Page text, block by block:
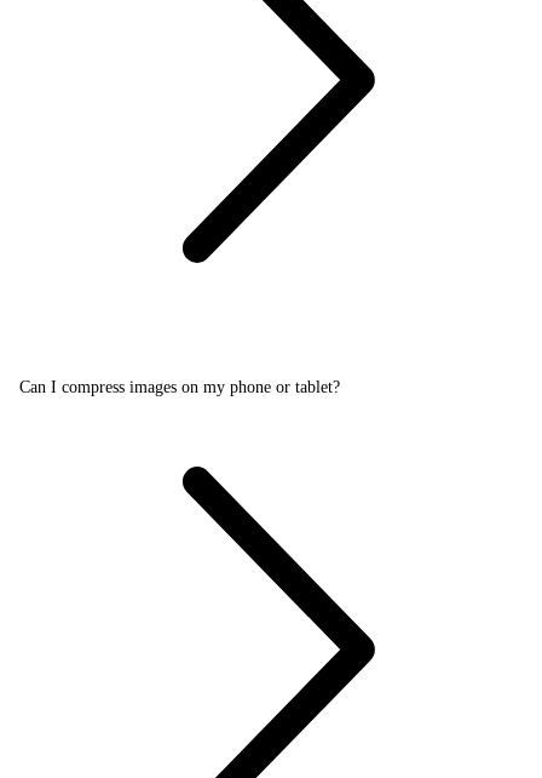
Can I compress images on my phone or tablet?